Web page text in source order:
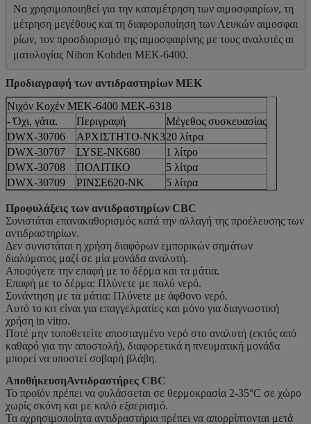
Να χρησιμοποιηθεί για την καταμέτρηση των αιμοσφαιρίων, τη
μέτρηση μεγέθους και τη διαφοροποίηση των Λευκών αιμοσφαι
ρίων, τον προσδιορισμό της αιμοσφαιρίνης με τους αναλυτές αι
ματολογίας Nihon Kohden MEK-6400.
Προδιαγραφή των αντιδραστηρίων MEK
Νιχόν Κοχέν MEK-6400 MEK-6318
- Όχι, γάτα.
Περιγραφή
Μέγεθος συσκευασίας
DWX-30706
ΑΡΧΙΣΤΗΤΟ-NK320 λίτρα
DWX-30707
LYSE-NK680
1 λίτρο
DWX-30708
ΠΟΛΙΤΙΚΟ
5 λίτρα
DWX-30709
ΡΙΝΣΕ620-ΝΚ 5 λίτρα
Προφυλάξεις των αντιδραστηρίων CBC
Συνιστάται επανακαθορισμός κατά την αλλαγή της προέλευσης των
αντιδραστηρίων.
Δεν συνιστάται η χρήση διαφόρων εμπορικών σημάτων
διαλύματος μαζί σε μία μονάδα αναλυτή.
Αποφύγετε την επαφή με το δέρμα και τα μάτια.
Επαφή με το δέρμα: Πλύνετε με πολύ νερό.
Συνάντηση με τα μάτια: Πλύνετε με άφθονο νερό.
Αυτό το κιτ είναι για επαγγελματίες και μόνο για διαγνωστική
χρήση in vitro.
Ποτέ μην τοποθετείτε αποσταγμένο νερό στο αναλυτή (εκτός από
καθαρό για την αποστολή), διαφορετικά η πνευματική μονάδα
μπορεί να υποστεί σοβαρή βλάβη.
ΑποθήκευσηΑντιδραστήρες CBC
Το προϊόν πρέπει να φυλάσσεται σε θερμοκρασία 2-35°C σε χώρο
χωρίς σκόνη και με καλό εξαερισμό.
Τα αχρησιμοποίητα αντιδραστήρια πρέπει να απορρίπτονται μετά